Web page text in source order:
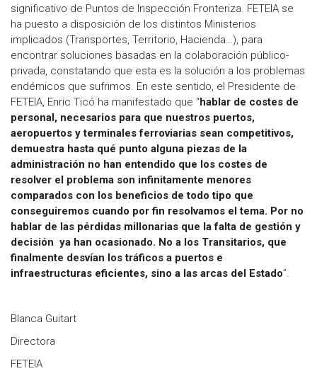
significativo de Puntos de Inspección Fronteriza. FETEIA se
ha puesto a disposición de los distintos Ministerios
implicados (Transportes, Territorio, Hacienda…), para
encontrar soluciones basadas en la colaboración público-
privada, constatando que esta es la solución a los problemas
endémicos que sufrimos. En este sentido, el Presidente de
FETEIA, Enric Ticó ha manifestado que “hablar de costes de
personal, necesarios para que nuestros puertos,
aeropuertos y terminales ferroviarias sean competitivos,
demuestra hasta qué punto alguna piezas de la
administración no han entendido que los costes de
resolver el problema son infinitamente menores
comparados con los beneficios de todo tipo que
conseguiremos cuando por fin resolvamos el tema. Por no
hablar de las pérdidas millonarias que la falta de gestión y
decisión ya han ocasionado. No a los Transitarios, que
finalmente desvían los tráficos a puertos e
infraestructuras eficientes, sino a las arcas del Estado”.
Blanca Guitart
Directora
FETEIA